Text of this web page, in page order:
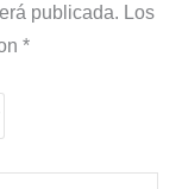
publicada. Los
*